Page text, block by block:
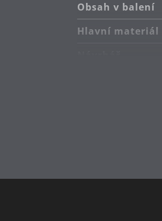
Obsah v balení
Hlavní materiál